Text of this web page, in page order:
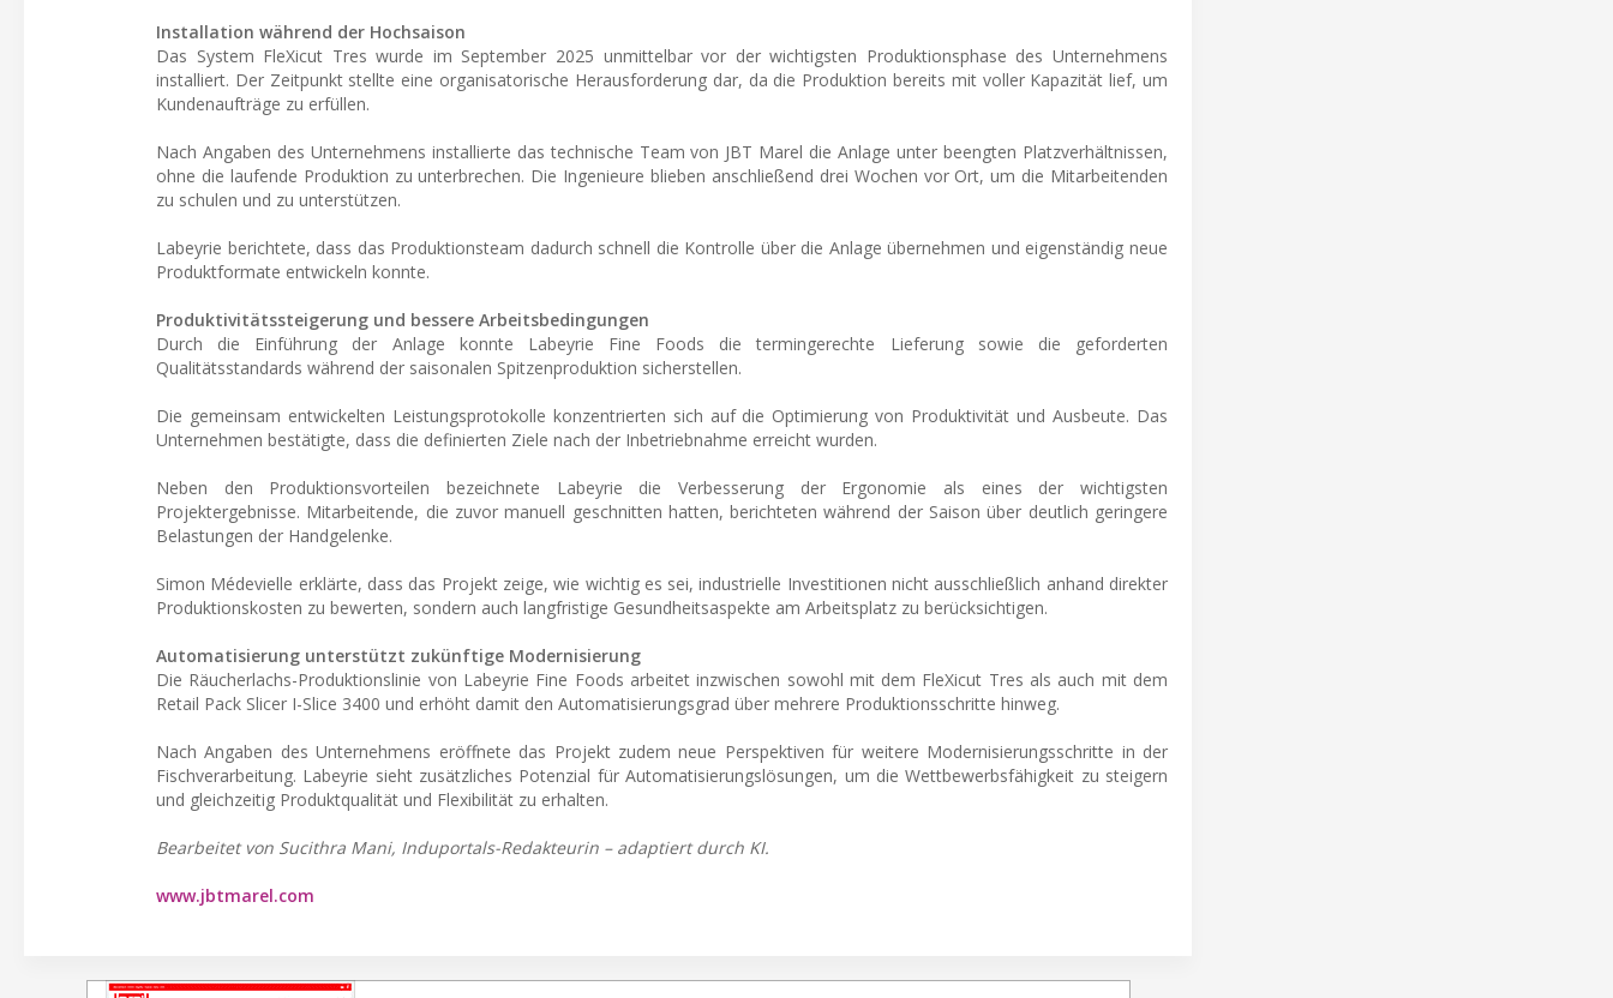
Installation während der Hochsaison
Das System FleXicut Tres wurde im September 2025 unmittelbar vor der wichtigsten Produktionsphase des Unternehmens
installiert. Der Zeitpunkt stellte eine organisatorische Herausforderung dar, da die Produktion bereits mit voller Kapazität lief, um
Kundenaufträge zu erfüllen.
Nach Angaben des Unternehmens installierte das technische Team von JBT Marel die Anlage unter beengten Platzverhältnissen,
ohne die laufende Produktion zu unterbrechen. Die Ingenieure blieben anschließend drei Wochen vor Ort, um die Mitarbeitenden
zu schulen und zu unterstützen.
Labeyrie berichtete, dass das Produktionsteam dadurch schnell die Kontrolle über die Anlage übernehmen und eigenständig neue
Produktformate entwickeln konnte.
Produktivitätssteigerung und bessere Arbeitsbedingungen
Durch die Einführung der Anlage konnte Labeyrie Fine Foods die termingerechte Lieferung sowie die geforderten
Qualitätsstandards während der saisonalen Spitzenproduktion sicherstellen.
Die gemeinsam entwickelten Leistungsprotokolle konzentrierten sich auf die Optimierung von Produktivität und Ausbeute. Das
Unternehmen bestätigte, dass die definierten Ziele nach der Inbetriebnahme erreicht wurden.
Neben den Produktionsvorteilen bezeichnete Labeyrie die Verbesserung der Ergonomie als eines der wichtigsten
Projektergebnisse. Mitarbeitende, die zuvor manuell geschnitten hatten, berichteten während der Saison über deutlich geringere
Belastungen der Handgelenke.
Simon Médevielle erklärte, dass das Projekt zeige, wie wichtig es sei, industrielle Investitionen nicht ausschließlich anhand direkter
Produktionskosten zu bewerten, sondern auch langfristige Gesundheitsaspekte am Arbeitsplatz zu berücksichtigen.
Automatisierung unterstützt zukünftige Modernisierung
Die Räucherlachs-Produktionslinie von Labeyrie Fine Foods arbeitet inzwischen sowohl mit dem FleXicut Tres als auch mit dem
Retail Pack Slicer I-Slice 3400 und erhöht damit den Automatisierungsgrad über mehrere Produktionsschritte hinweg.
Nach Angaben des Unternehmens eröffnete das Projekt zudem neue Perspektiven für weitere Modernisierungsschritte in der
Fischverarbeitung. Labeyrie sieht zusätzliches Potenzial für Automatisierungslösungen, um die Wettbewerbsfähigkeit zu steigern
und gleichzeitig Produktqualität und Flexibilität zu erhalten.
Bearbeitet von Sucithra Mani, Induportals-Redakteurin – adaptiert durch KI.
www.jbtmarel.com